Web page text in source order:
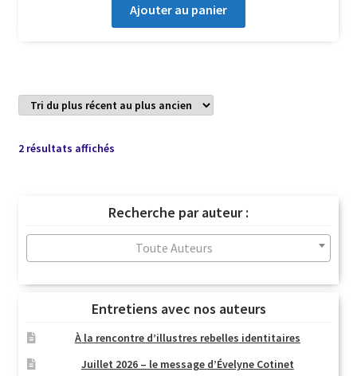
Ajouter au panier
2 résultats affichésTrié
au
plus
ancien
Recherche par auteur :
Toute Auteurs
Entretiens avec nos auteurs
À la rencontre d’illustres rebelles identitaires
Juillet 2026 – le message d’Évelyne Cotinet